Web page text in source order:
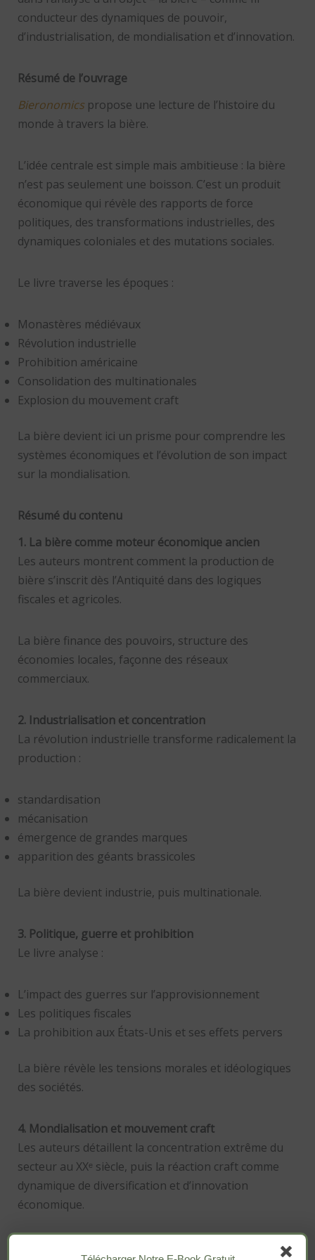
conducteur des dynamiques de pouvoir,
d’industrialisation, de mondialisation et d’innovation.
Résumé de l’ouvrage
Bieronomicspropose une lecture de l’histoire du
monde à travers la bière.
L’idée centrale est simple mais ambitieuse : la bière
n’est pas seulement une boisson. C’est un produit
économique qui révèle des rapports de force
politiques, des transformations industrielles, des
dynamiques coloniales et des mutations sociales.
Le livre traverse les époques :
Monastères médiévaux
Révolution industrielle
Prohibition américaine
Consolidation des multinationales
Explosion du mouvement craft
La bière devient ici un prisme pour comprendre les
systèmes économiques et l’évolution de son impact
sur la mondialisation.
Résumé du contenu
1. La bière comme moteur économique ancien
Les auteurs montrent comment la production de
bière s’inscrit dès l’Antiquité dans des logiques
fiscales et agricoles.
La bière finance des pouvoirs, structure des
économies locales, façonne des réseaux
commerciaux.
2. Industrialisation et concentration
La révolution industrielle transforme radicalement la
production :
standardisation
mécanisation
émergence de grandes marques
apparition des géants brassicoles
La bière devient industrie, puis multinationale.
3. Politique, guerre et prohibition
Le livre analyse :
L’impact des guerres sur l’approvisionnement
Les politiques fiscales
La prohibition aux États-Unis et ses effets pervers
La bière révèle les tensions morales et idéologiques
des sociétés.
4. Mondialisation et mouvement craft
Les auteurs détaillent la concentration extrême du
secteur au XXᵉ siècle, puis la réaction craft comme
dynamique de diversification et d’innovation
économique.
On comprend que le mouvement artisanal n’est pas